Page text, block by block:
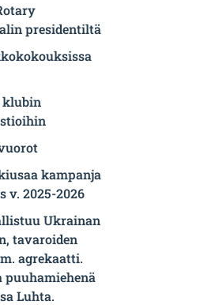
presidentiltä
kampanja
v. 2025-2026
Ukrainan
tavaroiden
agrekaatti.
Luhta.